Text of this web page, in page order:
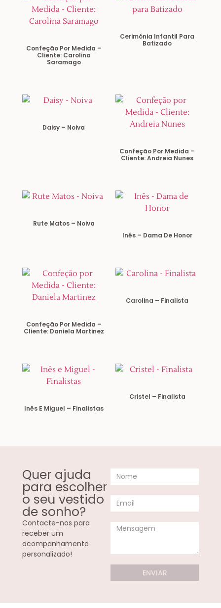
Confeção Por Medida –
Cliente: Carolina
Saramago
Cerimónia Infantil Para
Batizado
Daisy – Noiva
Confeção Por Medida –
Cliente: Andreia Nunes
Rute Matos – Noiva
Inês – Dama De Honor
Confeção Por Medida –
Cliente: Daniela Martinez
Carolina – Finalista
Inês E Miguel – Finalistas
Cristel – Finalista
Quer ajuda
para escolher
o seu vestido
de sonho?
Contacte-nos para
receber um
acompanhamento
personalizado!
ENVIAR